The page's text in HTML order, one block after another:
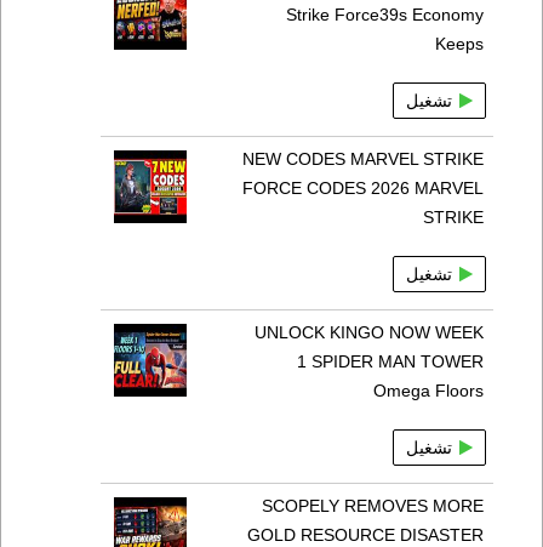
Strike Force39s Economy
Keeps
تشغيل
NEW CODES MARVEL STRIKE
FORCE CODES 2026 MARVEL
STRIKE
تشغيل
UNLOCK KINGO NOW WEEK
1 SPIDER MAN TOWER
Omega Floors
تشغيل
SCOPELY REMOVES MORE
GOLD RESOURCE DISASTER